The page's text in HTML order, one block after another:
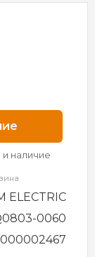
наличие
ELECTRIC
0060